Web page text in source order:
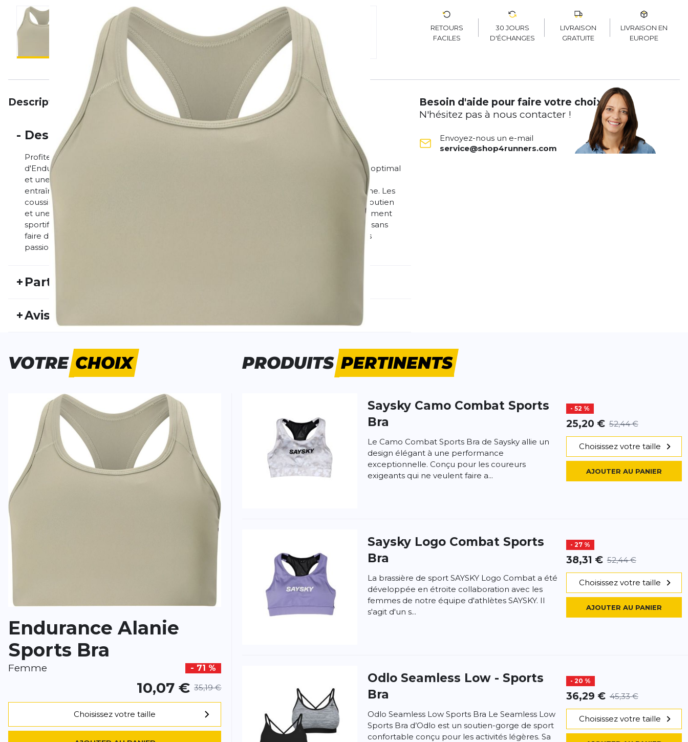
RETOURS
FACILES
30 JOURS
D'ÉCHANGES
LIVRAISON
GRATUITE
LIVRAISON EN
EUROPE
Description ParticularitésAvis
- Description
Profitez d'un confort optimal à chaque entraînement avec la brassière de sport « Alanie »
d'Endurance. Composée à 82 % de polyester et à 18 % d'élasthanne, elle offre un confort optimal
et une grande liberté de mouvement. Cette brassière offre un maintien moyen pour vos
entraînements. Grâce à ses propriétés anti-transpiration, elle reste toujours sèche et fraîche. Les
coussinets dans les bonnets sont amovibles si nécessaire. Le dos nageur contribue à un soutien
et une liberté de mouvement optimaux et confère au soutien-gorge un look particulièrement
sportif. Avec « Alanie », vous pouvez vous concentrer pleinement sur votre entraînement sans
faire de compromis sur le soutien et le confort. Un indispensable pour toutes les femmes
passionnées de sport !
+ Particularités
Genre:
Running
+Avis
Personne n'a évalué ce produit.
ÉCRIS UN AVIS
Alanie Sports Bra
Tes avis:
Evaluation du produit
Nom
Nom
Titre de votre avis
Ce formulaire est protégé par reCAPTCHA – Datenschutzbestimmungen
d'utilisation
de Google s'appliquent.
Besoin d'aide pour faire votre choix ?
N'hésitez pas à nous contacter !
Envoyez-nous un e-mail
service@shop4runners.com
VOTRECHOIX
Endurance Alanie
Sports Bra
Femme - 71 %
10,07 € 35,19 €
Choisissez votre taille
PRODUITSPERTINENTS
Saysky Camo Combat Sports
Bra
- 52 %
25,20 € 52,44 €
Le Camo Combat Sports Bra de Saysky allie un
design élégant à une performance
exceptionnelle. Conçu pour les coureurs
exigeants qui ne veulent faire a...
Choisissez votre taille
AJOUTER AU PANIER
Saysky Logo Combat Sports
Bra
- 27 %
38,31 € 52,44 €
La brassière de sport SAYSKY Logo Combat a été
développée en étroite collaboration avec les
femmes de notre équipe d'athlètes SAYSKY. Il
s'agit d'un s...
Choisissez votre taille
AJOUTER AU PANIER
Odlo Seamless Low - Sports
Bra
- 20 %
36,29 € 45,33 €
Odlo Seamless Low Sports Bra Le Seamless Low
Sports Bra d’Odlo est un soutien-gorge de sport
confortable conçu pour les activités légères. Sa
Choisissez votre taille